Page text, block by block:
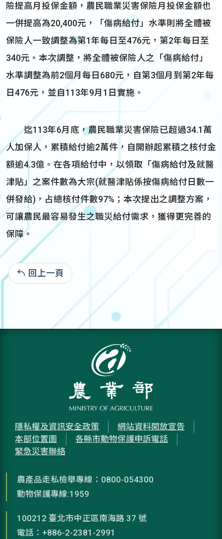
險提高月投保金額，農民職業災害保險月投保金額也
一併提高為20,400元，「傷病給付」水準則將全體被
保險人一致調整為第1年每日至476元，第2年每日至
340元。本次調整，將全體被保險人之「傷病給付」
水準調整為前2個月每日680元，自第3個月到第2年每
日476元，並自113年9月1日實施。
迄113年6月底，農民職業災害保險已超過34.1萬
人加保人，累積給付逾2萬件，自開辦起累積之核付金
額逾4.3億。在各項給付中，以領取「傷病給付及就醫
津貼」之案件數為大宗(就醫津貼係按傷病給付日數一
併發給)，占總核付件數97%；本次提出之調整方案，
可讓農民最容易發生之職災給付需求，獲得更完善的
保障。
回上一頁 113-08-30:2,269
隱私權及資訊安全政策
網站資料開放宣告
本部位置圖
各縣市動物保護申訴電話
緊急災害聯絡
農產品走私檢舉專線：0800-054300
動物保護專線:1959
100212 臺北市中正區南海路 37 號
電話：+886-2-2381-2991